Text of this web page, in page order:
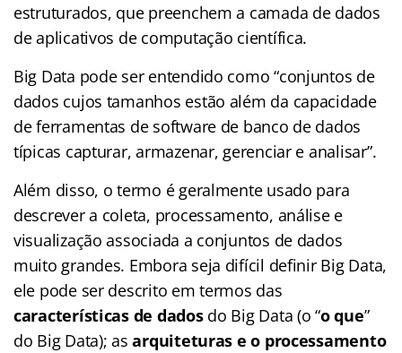
estruturados, que preenchem a camada de dados
de aplicativos de computação científica.
Big Data pode ser entendido como “conjuntos de
dados cujos tamanhos estão além da capacidade
de ferramentas de software de banco de dados
típicas capturar, armazenar, gerenciar e analisar”.
Além disso, o termo é geralmente usado para
descrever a coleta, processamento, análise e
visualização associada a conjuntos de dados
muito grandes. Embora seja difícil definir Big Data,
ele pode ser descrito em termos das
características de dadosdo Big Data (o “o que”
do Big Data); asarquiteturas e o processamento